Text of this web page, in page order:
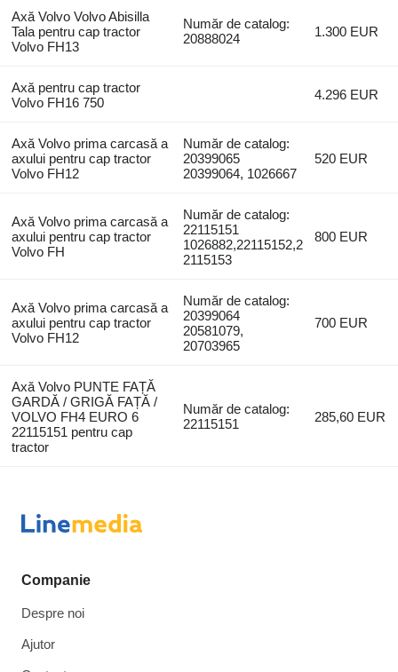
Axă Volvo Volvo Abisilla
Tala pentru cap tractor
Volvo FH13
Număr de catalog:
20888024
1.300 EUR
Axă pentru cap tractor
Volvo FH16 750
4.296 EUR
Axă Volvo prima carcasă a
axului pentru cap tractor
Volvo FH12
Număr de catalog:
20399065
20399064, 1026667
520 EUR
Axă Volvo prima carcasă a
axului pentru cap tractor
Volvo FH
Număr de catalog:
22115151
1026882,22115152,2
2115153
800 EUR
Axă Volvo prima carcasă a
axului pentru cap tractor
Volvo FH12
Număr de catalog:
20399064
20581079,
20703965
700 EUR
Axă Volvo PUNTE FAȚĂ
GARDĂ / GRIGĂ FAȚĂ /
VOLVO FH4 EURO 6
22115151 pentru cap
tractor
Număr de catalog:
22115151
285,60 EUR
Companie
Despre noi
Ajutor